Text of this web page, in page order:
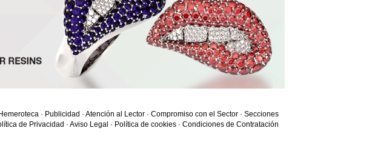
· Publicidad · Atención al Lector · Compromiso con el Sector · Secciones
de Privacidad · Aviso Legal · Política de cookies · Condiciones de Contratación